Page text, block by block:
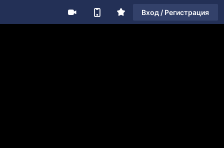
Вход / Регистрация